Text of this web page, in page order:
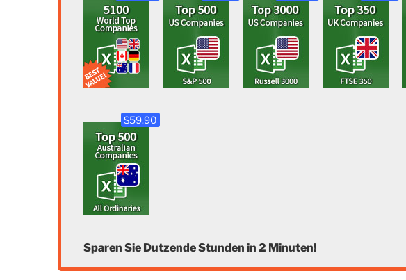
$59.90
Sparen Sie Dutzende Stunden in 2 Minuten!